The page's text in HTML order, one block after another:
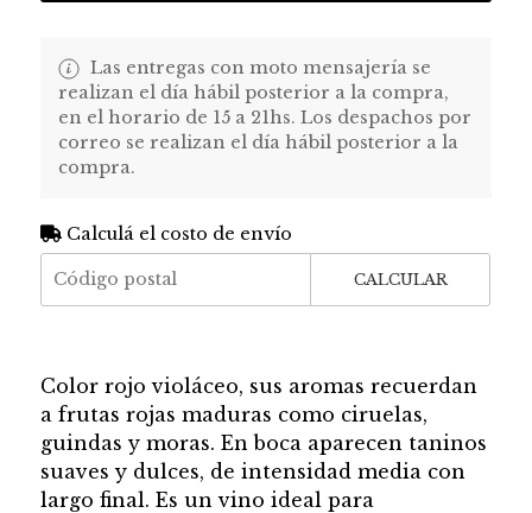
Las entregas con moto mensajería se
realizan el día hábil posterior a la compra,
en el horario de 15 a 21hs. Los despachos por
correo se realizan el día hábil posterior a la
compra.
Calculá el costo de envío
CALCULAR
Color rojo violáceo, sus aromas recuerdan
a frutas rojas maduras como ciruelas,
guindas y moras. En boca aparecen taninos
suaves y dulces, de intensidad media con
largo final. Es un vino ideal para